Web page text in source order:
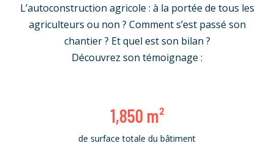
L’autoconstruction agricole : à la portée de tous les
agriculteurs ou non ? Comment s’est passé son
chantier ? Et quel est son bilan ?
Découvrez son témoignage :
1,850 m²
de surface totale du bâtiment